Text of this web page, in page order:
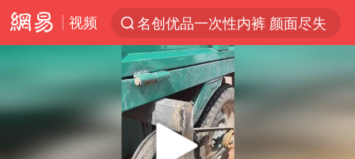
视频
名创优品一次性内裤 颜面尽失
台风白海豚闭眼浙江上海处于危险半圆
四川宜宾市珙县发生3.4级地震
香港宏福苑火灾或由烟头引起